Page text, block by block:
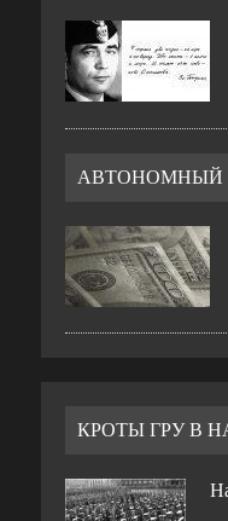
АВТОНОМНЫЙ
КРОТЫ ГРУ В